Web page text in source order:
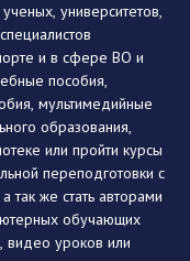
университетов,
и в сфере ВО и
пособия,
мультимедийные
образования,
или пройти курсы
переподготовки с
так же стать авторами
обучающих
видео уроков или